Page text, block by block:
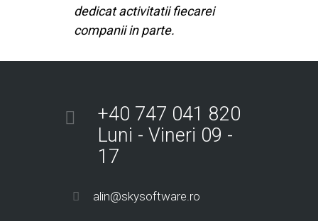
dedicat activitatii fiecarei
companii in parte.
+40 747 041 820
Luni - Vineri 09 -
17
alin@skysoftware.ro